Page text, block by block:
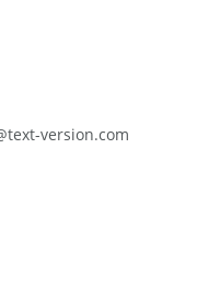
version.com